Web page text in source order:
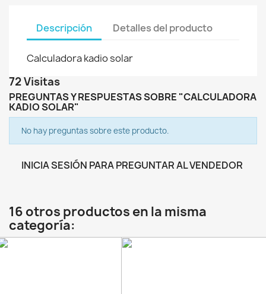
Descripción Detalles del producto
Calculadora kadio solar
72 Visitas
PREGUNTAS Y RESPUESTAS SOBRE "CALCULADORA
KADIO SOLAR"
No hay preguntas sobre este producto.
INICIA SESIÓN PARA PREGUNTAR AL VENDEDOR
16 otros productos en la misma
categoría: